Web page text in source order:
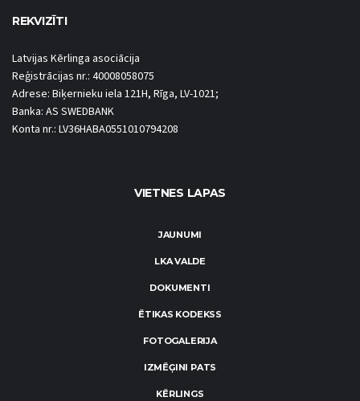
REKVIZĪTI
Latvijas Kērlinga asociācija
Reģistrācijas nr.: 40008058075
Adrese: Biķernieku iela 121H, Rīga, LV-1021;
Banka: AS SWEDBANK
Konta nr.: LV36HABA0551010794208
VIETNES LAPAS
JAUNUMI
LKA VALDE
DOKUMENTI
ĒTIKAS KODEKSS
FOTOGALERIJA
IZMĒĢINI PATS
KĒRLINGS